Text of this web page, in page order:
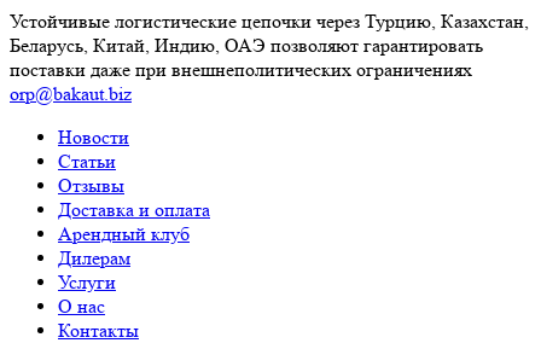
Устойчивые логистические цепочки через Турцию, Казахстан,
Беларусь, Китай, Индию, ОАЭ позволяют гарантировать
поставки даже при внешнеполитических ограничениях
orp@bakaut.biz
Новости
Статьи
Отзывы
Доставка и оплата
Арендный клуб
Дилерам
Услуги
О нас
Контакты